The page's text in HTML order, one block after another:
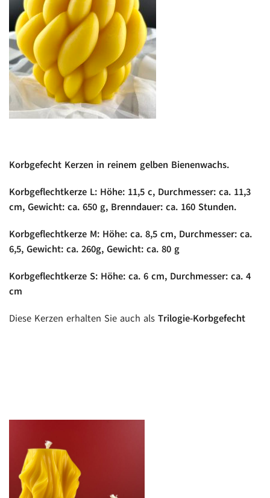
Korbgefecht Kerzen in reinem gelben Bienenwachs.
Korbgeflechtkerze L: Höhe: 11,5 c, Durchmesser: ca. 11,3
cm, Gewicht: ca. 650 g, Brenndauer: ca. 160 Stunden.
Korbgeflechtkerze M: Höhe: ca. 8,5 cm, Durchmesser: ca.
6,5, Gewicht: ca. 260g, Gewicht: ca. 80 g
Korbgeflechtkerze S: Höhe: ca. 6 cm, Durchmesser: ca. 4
cm
Diese Kerzen erhalten Sie auch als Trilogie-Korbgefecht